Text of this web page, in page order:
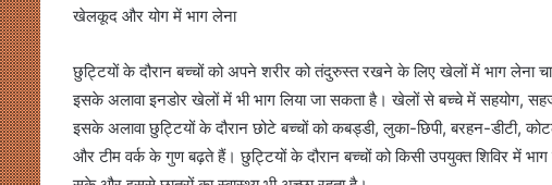
खेलकूद और योग में भाग लेना
छुट्टियों के दौरान बच्चों को अपने शरीर को तंदुरुस्त रखने के लिए खेलों में भाग लेना
इसके अलावा इनडोर खेलों में भी भाग लिया जा सकता है। खेलों से बच्चे में सहयोग,
इसके अलावा छुट्टियों के दौरान छोटे बच्चों को कबड्डी, लुका-छिपी, बरहन-डीटी,
और टीम वर्क के गुण बढ़ते हैं। छुट्टियों के दौरान बच्चों को किसी उपयुक्त शिविर में